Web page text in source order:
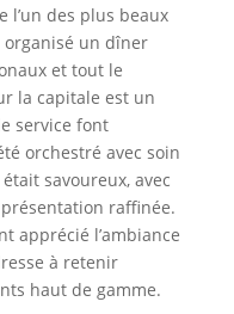
l’un des plus beaux
organisé un dîner
et tout le
la capitale est un
service font
orchestré avec soin
savoureux, avec
raffinée.
apprécié l’ambiance
à retenir
haut de gamme.